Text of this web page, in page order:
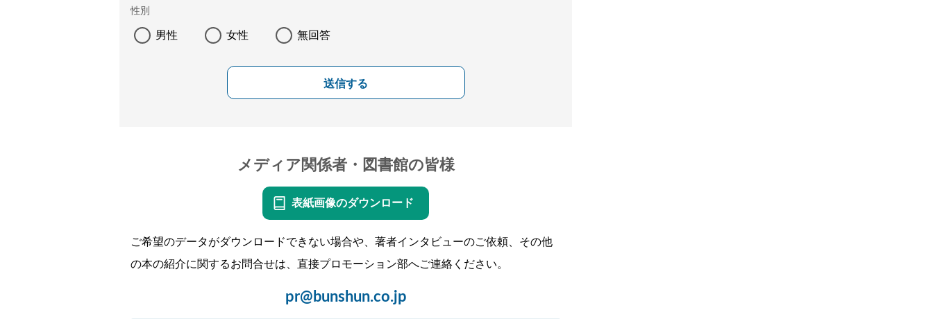
性別
男性 女性 無回答
送信する
メディア関係者・図書館の皆様
表紙画像のダウンロード
ご希望のデータがダウンロードできない場合や、著者インタビューのご依頼、その他
の本の紹介に関するお問合せは、直接プロモーション部へご連絡ください。
pr@bunshun.co.jp